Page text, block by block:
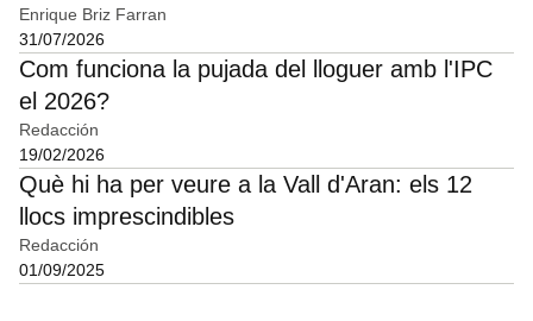
Enrique Briz Farran
31/07/2026
Com funciona la pujada del lloguer amb l'IPC
el 2026?
Redacción
19/02/2026
Què hi ha per veure a la Vall d'Aran: els 12
llocs imprescindibles
Redacción
01/09/2025